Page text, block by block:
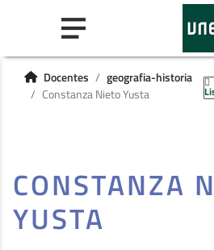
Docentes
geografia-historia
Constanza Nieto Yusta
CONSTANZA
YUSTA